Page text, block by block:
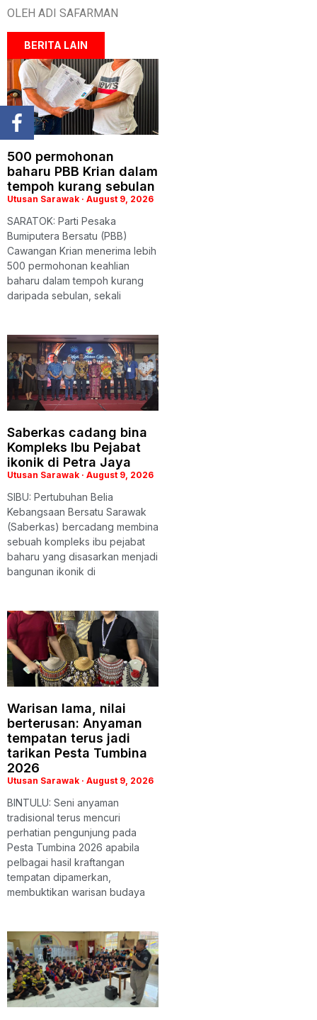
OLEH ADI SAFARMAN
BERITA LAIN
500 permohonan
baharu PBB Krian dalam
tempoh kurang sebulan
Utusan Sarawak August 9, 2026
SARATOK: Parti Pesaka
Bumiputera Bersatu (PBB)
Cawangan Krian menerima lebih
500 permohonan keahlian
baharu dalam tempoh kurang
daripada sebulan, sekali
Saberkas cadang bina
Kompleks Ibu Pejabat
ikonik di Petra Jaya
Utusan Sarawak August 9, 2026
SIBU: Pertubuhan Belia
Kebangsaan Bersatu Sarawak
(Saberkas) bercadang membina
sebuah kompleks ibu pejabat
baharu yang disasarkan menjadi
bangunan ikonik di
Warisan lama, nilai
berterusan: Anyaman
tempatan terus jadi
tarikan Pesta Tumbina
2026
Utusan Sarawak August 9, 2026
BINTULU: Seni anyaman
tradisional terus mencuri
perhatian pengunjung pada
Pesta Tumbina 2026 apabila
pelbagai hasil kraftangan
tempatan dipamerkan,
membuktikan warisan budaya